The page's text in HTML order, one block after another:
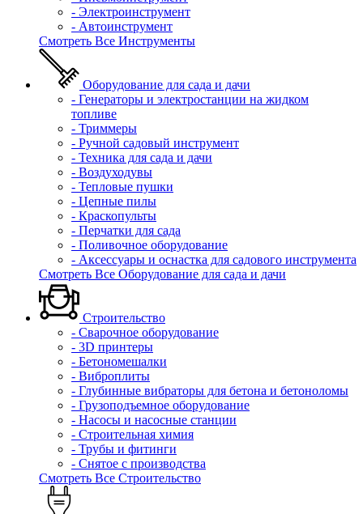
- Электроинструмент
- Автоинструмент
Смотреть Все Инструменты
Оборудование для сада и дачи
- Генераторы и электростанции на жидком
топливе
- Триммеры
- Ручной садовый инструмент
- Техника для сада и дачи
- Воздуходувы
- Тепловые пушки
- Цепные пилы
- Краскопульты
- Перчатки для сада
- Поливочное оборудование
- Аксессуары и оснастка для садового инструмента
Смотреть Все Оборудование для сада и дачи
Строительство
- Сварочное оборудование
- 3D принтеры
- Бетономешалки
- Виброплиты
- Глубинные вибраторы для бетона и бетоноломы
- Грузоподъемное оборудование
- Насосы и насосные станции
- Строительная химия
- Трубы и фитинги
- Снятое с производства
Смотреть Все Строительство